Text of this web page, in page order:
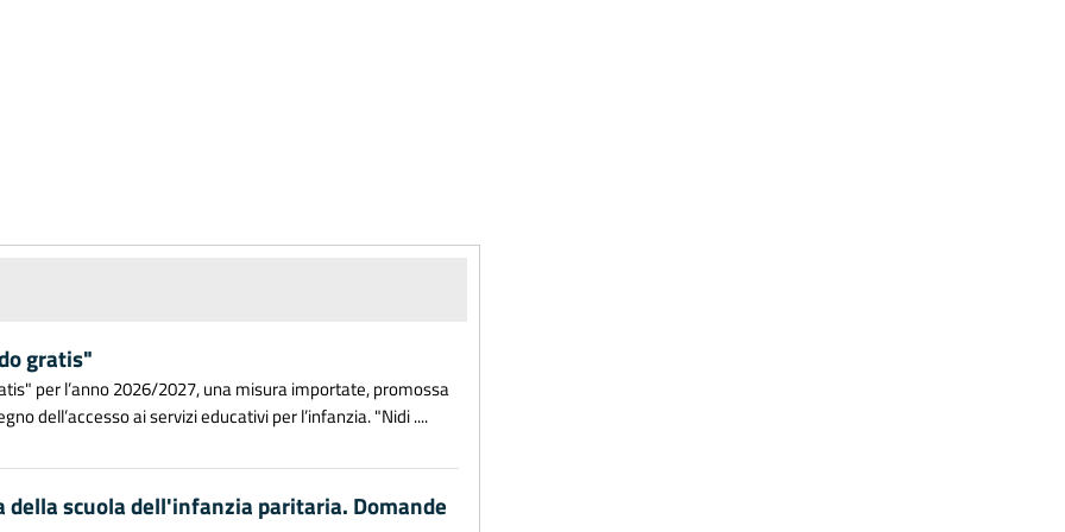
gratis"
per l’anno 2026/2027, una misura importate, promossa
dell’accesso ai servizi educativi per l’infanzia. "Nidi ....
scuola dell'infanzia paritaria. Domande